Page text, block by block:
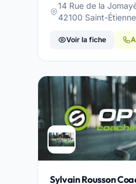
14 Rue de la
42100 Saint-Étienne
Voir la fiche
Sylvain Rousson